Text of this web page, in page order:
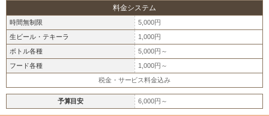
カラオケやダーツなどのエンターテイメント設備があり、楽しい時間を過ごす
ことができます。
23時まで営業可能ですので、何時からでもOKです。
店休日でも貸切営業が可能です。
具体的な日程については店舗と調整して下さい。
今なら「ポケパラ見た」で特別プランをご用意！
時間無制限！焼酎飲み放題5,000円(税サ込)でご案内致します。
もちろん通常のプランもご利用出来ますので、お気軽にお越し下さい。
先ずはドアを開けてポケパラ見たの一言を伝えて下さい。
料金システム
時間無制限
5,000円
生ビール・テキーラ
1,000円
ボトル各種
5,000円～
フード各種
1,000円～
税金・サービス料金込み
予算目安 6,000円～
このお店をシェアする
北海道